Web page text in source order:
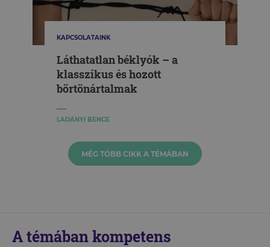
KAPCSOLATAINK
Láthatatlan béklyók – a
klasszikus és hozott
börtönártalmak
LADÁNYI BENCE
MÉG TÖBB CIKK A TÉMÁBAN
A témában kompetens